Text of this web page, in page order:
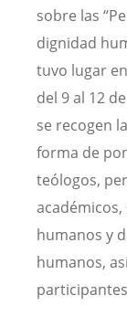
sobre las
dignidad
tuvo lugar
del 9 al 12
se recogen
forma de
teólogos,
humanos y
humanos,